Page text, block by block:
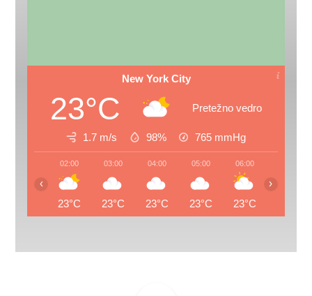
New York City
23°C Pretežno vedro
1.7 m/s 98% 765 mmHg
02:00
23°C
03:00
23°C
04:00
23°C
05:00
23°C
06:00
23°C
‹ ›